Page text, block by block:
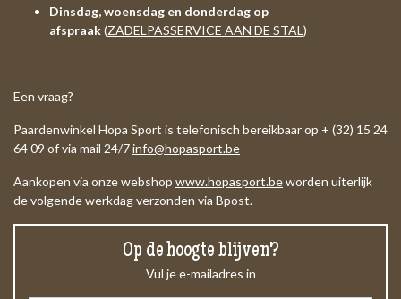
Dinsdag, woensdag en donderdag op
afspraak(ZADELPASSERVICE AAN DE STAL )
Een vraag?
Paardenwinkel Hopa Sport is telefonisch bereikbaar op + (32) 15 24
64 09 of via mail 24/7info@hopasport.be
Aankopen via onze webshop www.hopasport.beworden uiterlijk
de volgende werkdag verzonden via Bpost.
Op de hoogte blijven?
Vul je e-mailadres in